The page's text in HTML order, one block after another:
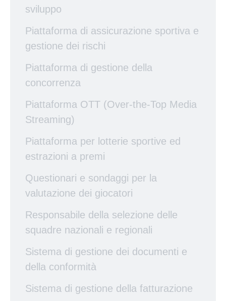
sviluppo
Piattaforma di assicurazione sportiva e
gestione dei rischi
Piattaforma di gestione della
concorrenza
Piattaforma OTT (Over-the-Top Media
Streaming)
Piattaforma per lotterie sportive ed
estrazioni a premi
Questionari e sondaggi per la
valutazione dei giocatori
Responsabile della selezione delle
squadre nazionali e regionali
Sistema di gestione dei documenti e
della conformità
Sistema di gestione della fatturazione